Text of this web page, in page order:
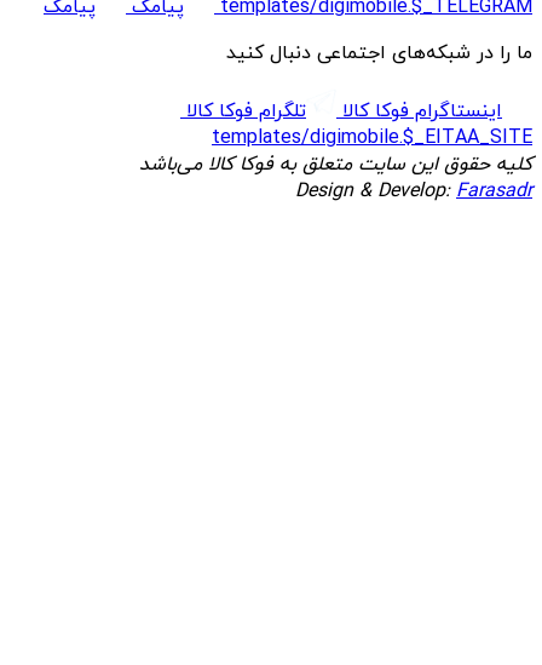
templates/digimobile.$_TELEGRAM
پیامک
پیامک
ما را در شبکه‌های اجتماعی دنبال کنید
اینستاگرام فوکا کالا
تلگرام فوکا کالا
templates/digimobile.$_EITAA_SITE
کلیه حقوق این سایت متعلق به فوکا کالا می‌باشد
Design & Develop:Farasadr